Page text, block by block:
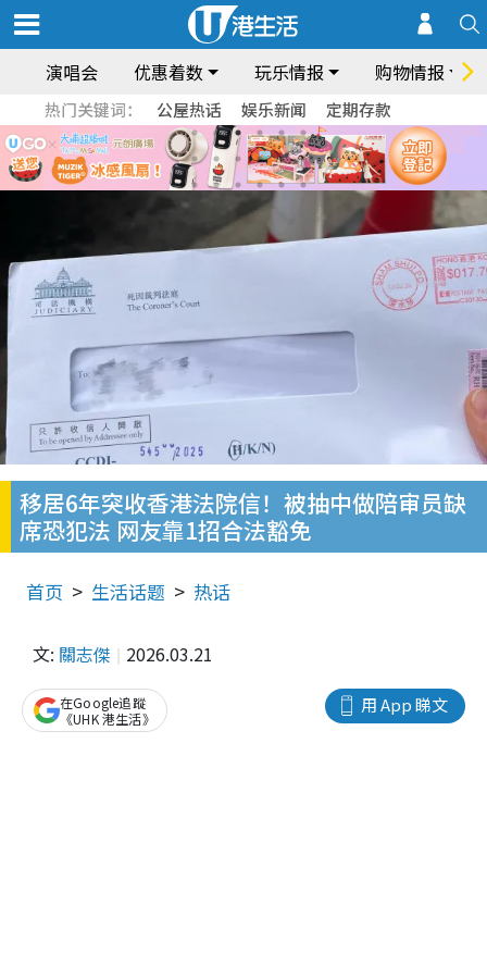
演唱会 优惠着数 玩乐情报 购物情报
热门关键词： 公屋热话 娱乐新闻 定期存款
移居6年突收香港法院信！被抽中做陪审员缺
席恐犯法 网友靠1招合法豁免
首页 生活话题 热话
文: 關志傑 2026.03.21
用 App 睇文
在Google追蹤
《UHK 港生活》